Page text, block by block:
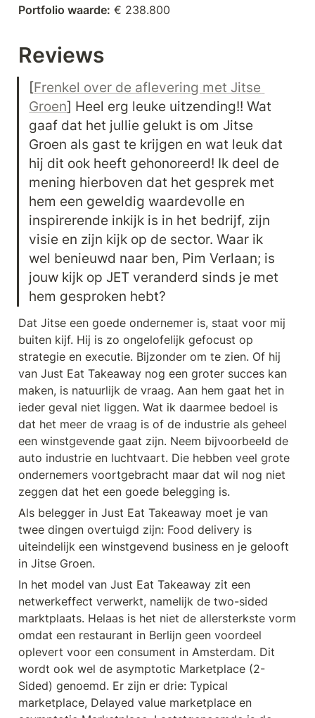
Portfolio waarde: € 238.800
Reviews
[Frenkel over de aflevering met Jitse
Groen] Heel erg leuke uitzending!! Wat
gaaf dat het jullie gelukt is om Jitse
Groen als gast te krijgen en wat leuk dat
hij dit ook heeft gehonoreerd! Ik deel de
mening hierboven dat het gesprek met
hem een geweldig waardevolle en
inspirerende inkijk is in het bedrijf, zijn
visie en zijn kijk op de sector. Waar ik
wel benieuwd naar ben, Pim Verlaan; is
jouw kijk op JET veranderd sinds je met
hem gesproken hebt?
Dat Jitse een goede ondernemer is, staat voor mij
buiten kijf. Hij is zo ongelofelijk gefocust op
strategie en executie. Bijzonder om te zien. Of hij
van Just Eat Takeaway nog een groter succes kan
maken, is natuurlijk de vraag. Aan hem gaat het in
ieder geval niet liggen. Wat ik daarmee bedoel is
dat het meer de vraag is of de industrie als geheel
een winstgevende gaat zijn. Neem bijvoorbeeld de
auto industrie en luchtvaart. Die hebben veel grote
ondernemers voortgebracht maar dat wil nog niet
zeggen dat het een goede belegging is.
Als belegger in Just Eat Takeaway moet je van
twee dingen overtuigd zijn: Food delivery is
uiteindelijk een winstgevend business en je gelooft
in Jitse Groen.
In het model van Just Eat Takeaway zit een
netwerkeffect verwerkt, namelijk de two-sided
marktplaats. Helaas is het niet de allersterkste vorm
omdat een restaurant in Berlijn geen voordeel
oplevert voor een consument in Amsterdam. Dit
wordt ook wel de asymptotic Marketplace (2-
Sided) genoemd. Er zijn er drie: Typical
marketplace, Delayed value marketplace en